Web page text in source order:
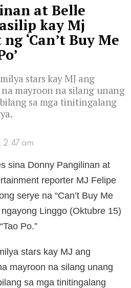
at Belle
kay Mj
‘Can’t Buy Me
stars kay MJ ang
mayroon na silang unang
sa mga tinitingalang
2:47 am
sina Donny Pangilinan at
reporter MJ Felipe
serye na “Can’t Buy Me
Linggo (Oktubre 15)
Po.”
stars kay MJ ang
mayroon na silang unang
sa mga tinitingalang